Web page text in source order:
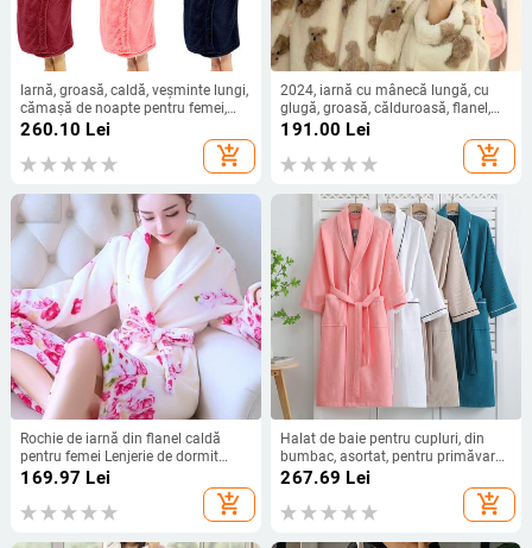
Iarnă, groasă, caldă, veșminte lungi,
cămașă de noapte pentru femei,
pijamale cu glugă, halat de baie
lung de flanel, lenjerie de dormit de
pluș, plus dimensiune 5XL
260.10 Lei
add_shopping_cart
2024, iarnă cu mânecă lungă, cu
glugă, groasă, călduroasă, flanel,
kimono, haine pentru femei, urs
sexy, halate de baie drăguțe, haine
de noapte, cămașă de noapte Dre
191.00 Lei
add_shopping_cart
Rochie de iarnă din flanel caldă
pentru femei Lenjerie de dormit
Cămașă de noapte florală cu
imprimeu pentru femei Robă de
ședință Halat de baie de hotel
169.97 Lei
add_shopping_cart
Halat de baie pentru cupluri, din
bumbac, asortat, pentru primăvară
și vară, halat de dormit cu mânecă
lungă, absorbant de apă, pentru
cupluri
267.69 Lei
add_shopping_cart